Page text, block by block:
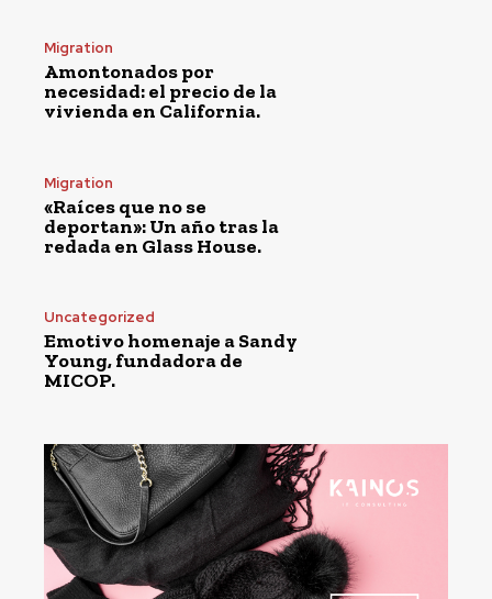
Migration
Amontonados por
necesidad: el precio de la
vivienda en California.
Migration
«Raíces que no se
deportan»: Un año tras la
redada en Glass House.
Uncategorized
Emotivo homenaje a Sandy
Young, fundadora de
MICOP.